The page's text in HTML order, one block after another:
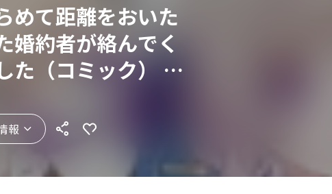
めて距離をおいた
婚約者が絡んでく
た（コミック） 分
報